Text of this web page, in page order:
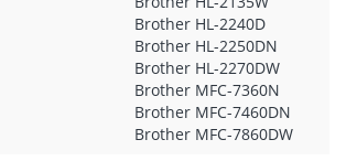
Brother HL-2240D
Brother HL-2250DN
Brother HL-2270DW
Brother MFC-7360N
Brother MFC-7460DN
Brother MFC-7860DW